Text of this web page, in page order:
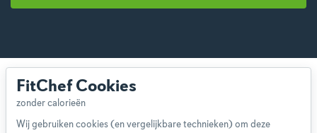
FitChef Cookies
Wij gebruiken cookies (en vergelijkbare technieken) om deze